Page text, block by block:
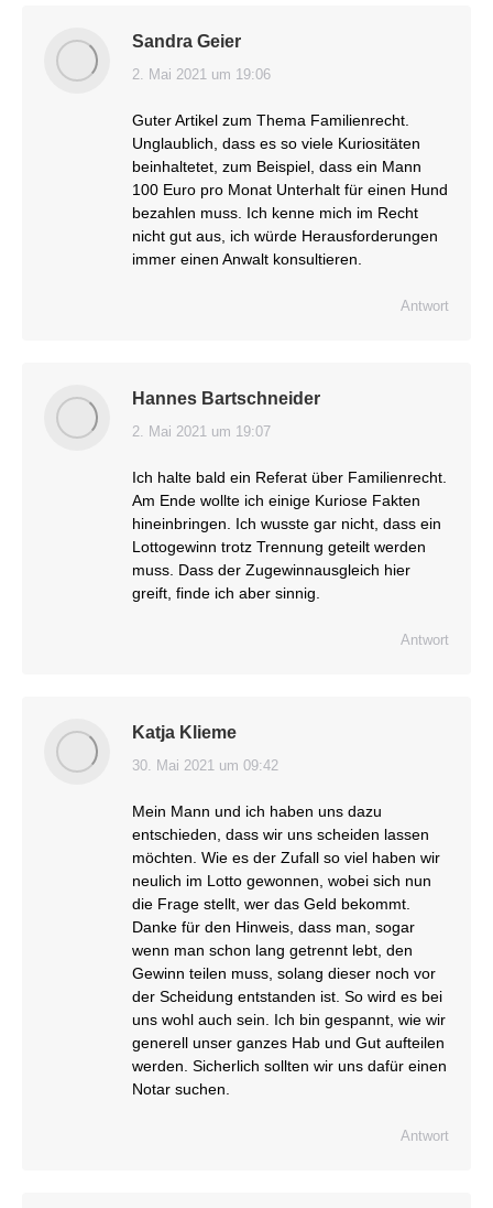
Sandra Geier
sagt:
2. Mai 2021 um 19:06
Guter Artikel zum Thema Familienrecht.
Unglaublich, dass es so viele Kuriositäten
beinhaltetet, zum Beispiel, dass ein Mann
100 Euro pro Monat Unterhalt für einen Hund
bezahlen muss. Ich kenne mich im Recht
nicht gut aus, ich würde Herausforderungen
immer einen Anwalt konsultieren.
Antwort
Hannes Bartschneider
sagt:
2. Mai 2021 um 19:07
Ich halte bald ein Referat über Familienrecht.
Am Ende wollte ich einige Kuriose Fakten
hineinbringen. Ich wusste gar nicht, dass ein
Lottogewinn trotz Trennung geteilt werden
muss. Dass der Zugewinnausgleich hier
greift, finde ich aber sinnig.
Antwort
Katja Klieme
sagt:
30. Mai 2021 um 09:42
Mein Mann und ich haben uns dazu
entschieden, dass wir uns scheiden lassen
möchten. Wie es der Zufall so viel haben wir
neulich im Lotto gewonnen, wobei sich nun
die Frage stellt, wer das Geld bekommt.
Danke für den Hinweis, dass man, sogar
wenn man schon lang getrennt lebt, den
Gewinn teilen muss, solang dieser noch vor
der Scheidung entstanden ist. So wird es bei
uns wohl auch sein. Ich bin gespannt, wie wir
generell unser ganzes Hab und Gut aufteilen
werden. Sicherlich sollten wir uns dafür einen
Notar suchen.
Antwort